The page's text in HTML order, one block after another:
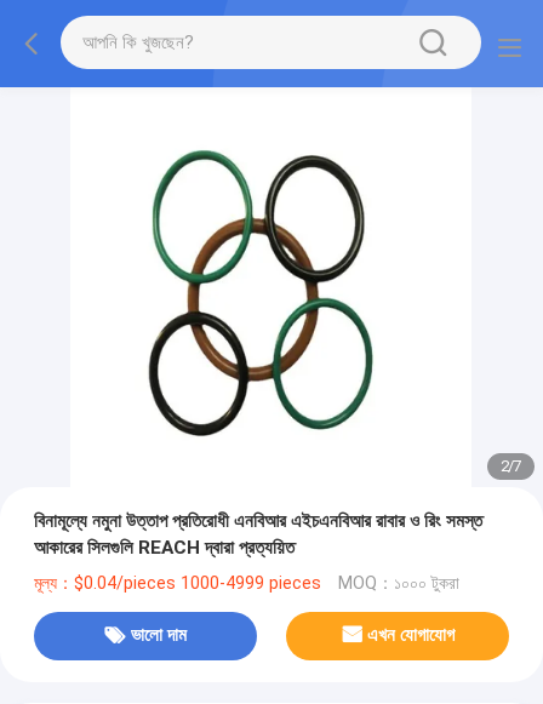
2/7
বিনামূল্যে নমুনা উত্তাপ প্রতিরোধী এনবিআর এইচএনবিআর রাবার ও রিং সমস্ত
আকারের সিলগুলি REACH দ্বারা প্রত্যয়িত
মূল্য：$0.04/pieces 1000-4999 pieces MOQ：১০০০ টুকরা
ভালো দাম এখন যোগাযোগ